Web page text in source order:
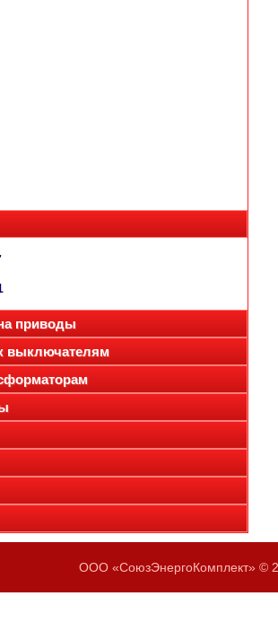
приводы
выключателям
ООО «СоюзЭнергоКомплект» ©